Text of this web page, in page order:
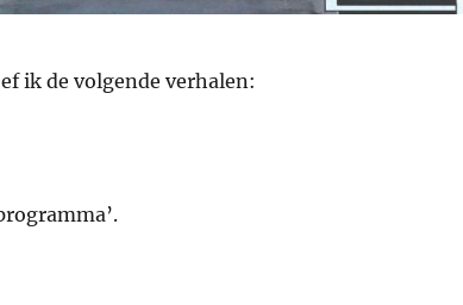
ik de volgende verhalen: